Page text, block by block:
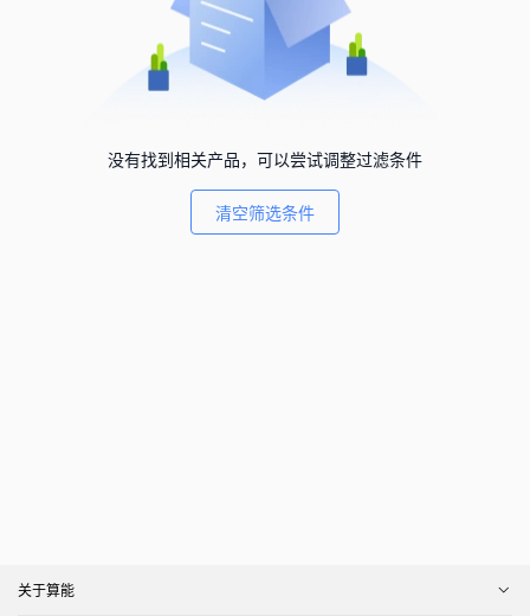
没有找到相关产品，可以尝试调整过滤条件
清空筛选条件
关于算能